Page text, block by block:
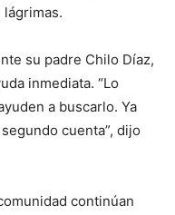
su padre Chilo Díaz,
inmediata. “Lo
a buscarlo. Ya
cuenta”, dijo
continúan